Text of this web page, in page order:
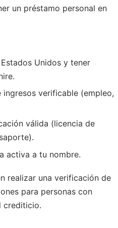
un préstamo personal en
Unidos y tener
verificable (empleo,
válida (licencia de
activa a tu nombre.
realizar una verificación de
para personas con
crediticio.